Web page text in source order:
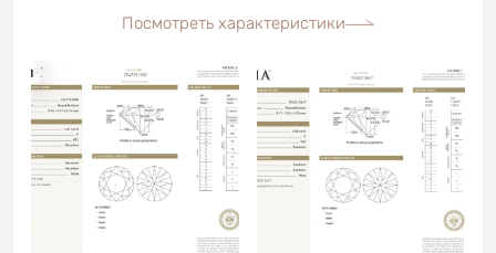
Посмотреть характеристики